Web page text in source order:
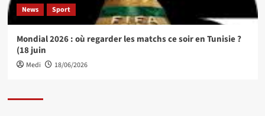
News Sport
Mondial 2026 : où regarder les matchs ce soir en Tunisie ?
(18 juin
Medi 18/06/2026